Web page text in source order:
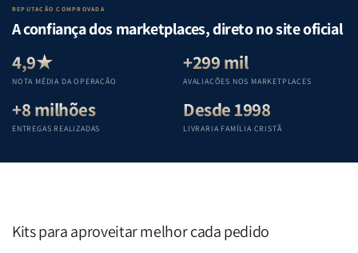
Lar
|
Equipe
Teológica
Penkal
|
Equipe
Penkal
|
Equipe
Teológica
Penkal
Equipe
REPUTAÇÃO COMPROVADA
A confiança dos marketplaces, direto no site oficial
4,9★
NOTA MÉDIA DA OPERAÇÃO
+299 mil
AVALIAÇÕES NOS MARKETPLACES
+8 milhões
ENTREGAS REALIZADAS
Desde 1998
LIVRARIA FAMÍLIA CRISTÃ
Kits para aproveitar melhor cada pedido